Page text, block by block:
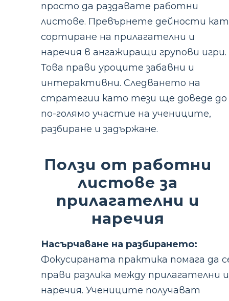
просто да раздавате работни
листове. Превърнете дейности
сортиране на прилагателни и
наречия в ангажиращи групови игри.
Това прави уроците забавни и
интерактивни. Следването на
стратегии като тези ще доведе до
по-голямо участие на учениците,
разбиране и задържане.
Ползи от работни
листове за
прилагателни и
наречия
Насърчаване на разбирането:
Фокусираната практика помага да
прави разлика между прилагателни и
наречия. Учениците получават